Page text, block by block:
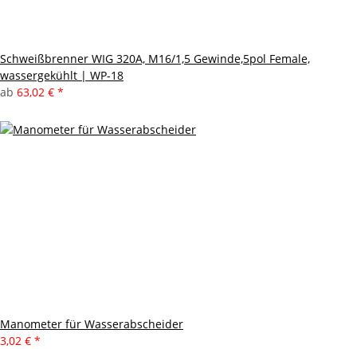
Schweißbrenner WIG 320A, M16/1,5 Gewinde,5pol Female,
wassergekühlt | WP-18
ab 63,02 € *
Manometer für Wasserabscheider
3,02 € *